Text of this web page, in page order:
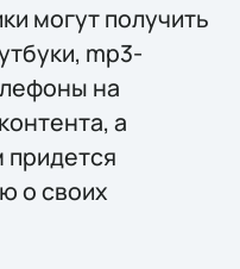
могут получить
mp3-
на
а
о своих